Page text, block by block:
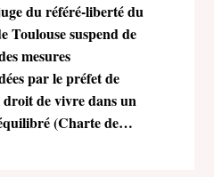
du référé-liberté du
suspend de
mesures
par le préfet de
de vivre dans un
(Charte de